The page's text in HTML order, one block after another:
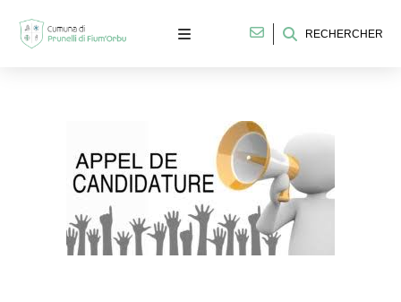
RECHERCHER